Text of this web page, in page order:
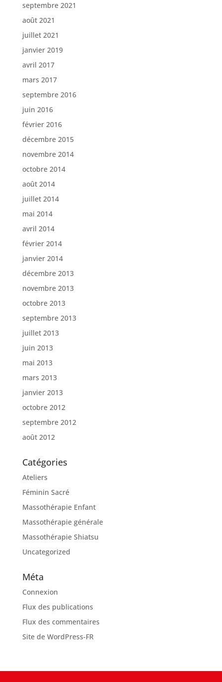
septembre 2021
août 2021
juillet 2021
janvier 2019
avril 2017
mars 2017
septembre 2016
juin 2016
février 2016
décembre 2015
novembre 2014
octobre 2014
août 2014
juillet 2014
mai 2014
avril 2014
février 2014
janvier 2014
décembre 2013
novembre 2013
octobre 2013
septembre 2013
juillet 2013
juin 2013
mai 2013
mars 2013
janvier 2013
octobre 2012
septembre 2012
août 2012
Catégories
Ateliers
Féminin Sacré
Massothérapie Enfant
Massothérapie générale
Massothérapie Shiatsu
Uncategorized
Méta
Connexion
Flux des publications
Flux des commentaires
Site de WordPress-FR